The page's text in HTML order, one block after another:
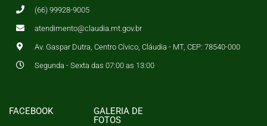
(66) 99928-9005
atendimento@claudia.mt.gov.br
Av. Gaspar Dutra, Centro Cívico, Cláudia - MT, CEP: 78540-000
Segunda - Sexta das 07:00 as 13:00
FACEBOOK
GALERIA DE
FOTOS